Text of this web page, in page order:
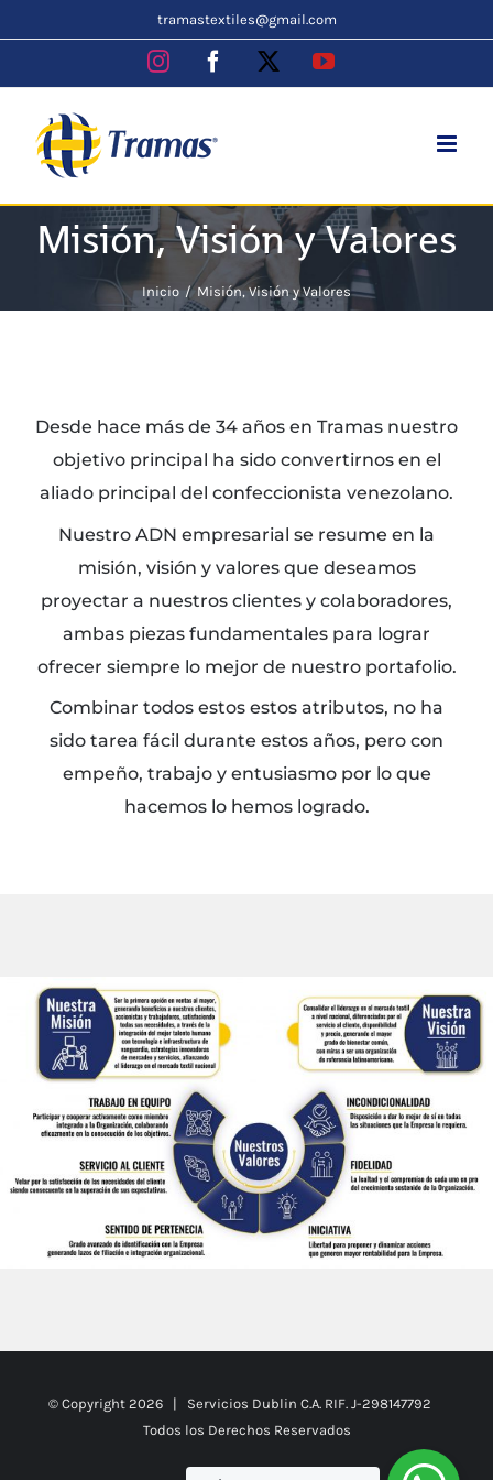
to
tramastextiles@gmail.com
InstagramFacebook YouTube
Misión, Visión y Valores
Inicio Misión, Visión y Valores
Desde hace más de 34 años en Tramas nuestro
objetivo principal ha sido convertirnos en el
aliado principal del confeccionista venezolano.
Nuestro ADN empresarial se resume en la
misión, visión y valores que deseamos
proyectar a nuestros clientes y colaboradores,
ambas piezas fundamentales para lograr
ofrecer siempre lo mejor de nuestro portafolio.
Combinar todos estos estos atributos, no ha
sido tarea fácil durante estos años, pero con
empeño, trabajo y entusiasmo por lo que
hacemos lo hemos logrado.
© Copyright 2026 | Servicios Dublin C.A. RIF. J-298147792
Todos los Derechos Reservados